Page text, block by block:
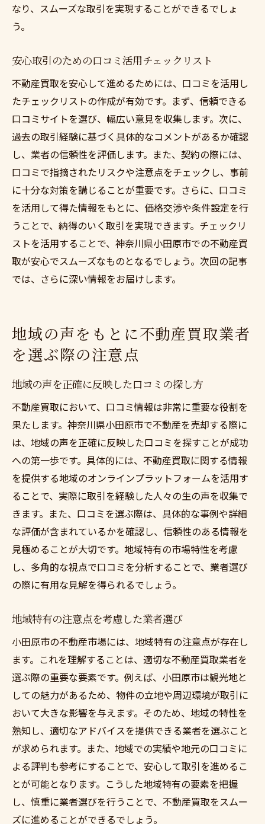
なり、スムーズな取引を実現することができるでしょ
う。
安心取引のための口コミ活用チェックリスト
不動産買取を安心して進めるためには、口コミを活用し
たチェックリストの作成が有効です。まず、信頼できる
口コミサイトを選び、幅広い意見を収集します。次に、
過去の取引経験に基づく具体的なコメントがあるか確認
し、業者の信頼性を評価します。また、契約の際には、
口コミで指摘されたリスクや注意点をチェックし、事前
に十分な対策を講じることが重要です。さらに、口コミ
を活用して得た情報をもとに、価格交渉や条件設定を行
うことで、納得のいく取引を実現できます。チェックリ
ストを活用することで、神奈川県小田原市での不動産買
取が安心でスムーズなものとなるでしょう。次回の記事
では、さらに深い情報をお届けします。
地域の声をもとに不動産買取業者
を選ぶ際の注意点
地域の声を正確に反映した口コミの探し方
不動産買取において、口コミ情報は非常に重要な役割を
果たします。神奈川県小田原市で不動産を売却する際に
は、地域の声を正確に反映した口コミを探すことが成功
への第一歩です。具体的には、不動産買取に関する情報
を提供する地域のオンラインプラットフォームを活用す
ることで、実際に取引を経験した人々の生の声を収集で
きます。また、口コミを選ぶ際は、具体的な事例や詳細
な評価が含まれているかを確認し、信頼性のある情報を
見極めることが大切です。地域特有の市場特性を考慮
し、多角的な視点で口コミを分析することで、業者選び
の際に有用な見解を得られるでしょう。
地域特有の注意点を考慮した業者選び
小田原市の不動産市場には、地域特有の注意点が存在し
ます。これを理解することは、適切な不動産買取業者を
選ぶ際の重要な要素です。例えば、小田原市は観光地と
しての魅力があるため、物件の立地や周辺環境が取引に
おいて大きな影響を与えます。そのため、地域の特性を
熟知し、適切なアドバイスを提供できる業者を選ぶこと
が求められます。また、地域での実績や地元の口コミに
よる評判も参考にすることで、安心して取引を進めるこ
とが可能となります。こうした地域特有の要素を把握
し、慎重に業者選びを行うことで、不動産買取をスムー
ズに進めることができるでしょう。